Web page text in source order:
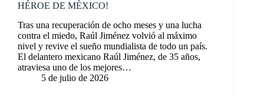
HÉROE DE MÉXICO!
Tras una recuperación de ocho meses y una lucha
contra el miedo, Raúl Jiménez volvió al máximo
nivel y revive el sueño mundialista de todo un país.
El delantero mexicano Raúl Jiménez, de 35 años,
atraviesa uno de los mejores…
5 de julio de 2026